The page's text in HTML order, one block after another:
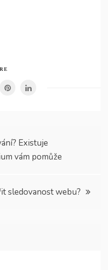
Existuje
vám pomůže
sledovanost webu?